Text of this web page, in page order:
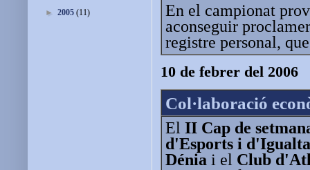
En el campionat
aconseguir
registre personal,
10 de febrer del 2006
Col·laboració
El II Cap de
d'Esports i
Dénia i el Club
► 2005 (11)